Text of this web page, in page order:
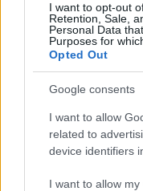
I want to opt-out
Retention, Sale,
Personal Data
Purposes for
Opted Out
Google consents
I want to allow
related to
device identifiers
I want to allow
annyira
szeretnék vele
Kate Hudson, aki
kategóriából
jétszik"
Összegzés: 3/10,